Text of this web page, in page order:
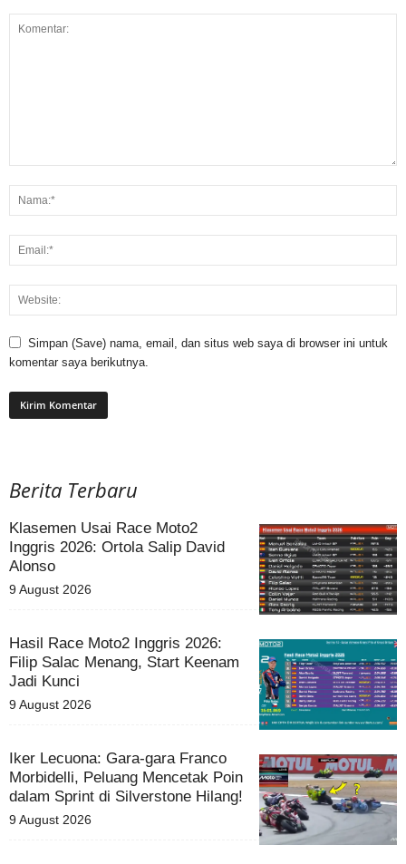
Simpan (Save) nama, email, dan situs web saya di browser ini untuk
komentar saya berikutnya.
Berita Terbaru
Klasemen Usai Race Moto2
Inggris 2026: Ortola Salip David
Alonso
9 August 2026
Hasil Race Moto2 Inggris 2026:
Filip Salac Menang, Start Keenam
Jadi Kunci
9 August 2026
Iker Lecuona: Gara-gara Franco
Morbidelli, Peluang Mencetak Poin
dalam Sprint di Silverstone Hilang!
9 August 2026